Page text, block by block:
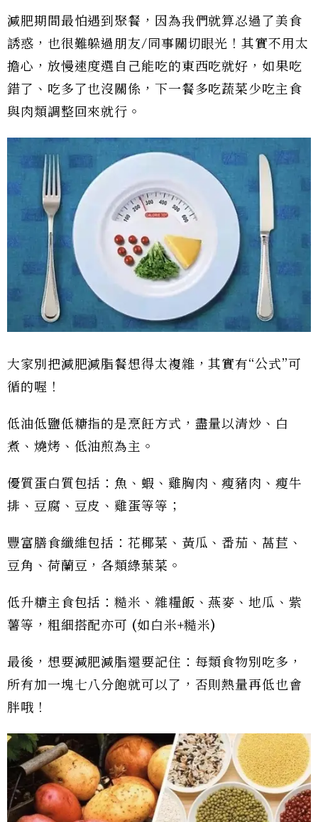
減肥期間最怕遇到聚餐，因為我們就算忍過了美食
誘惑，也很難躲過朋友/同事關切眼光！其實不用太
擔心，放慢速度選自己能吃的東西吃就好，如果吃
錯了、吃多了也沒關係，下一餐多吃蔬菜少吃主食
與肉類調整回來就行。
大家別把減肥減脂餐想得太複雜，其實有“公式”可
循的喔！
低油低鹽低糖指的是烹飪方式，盡量以清炒、白
煮、燒烤、低油煎為主。
優質蛋白質包括：魚、蝦、雞胸肉、瘦豬肉、瘦牛
排、豆腐、豆皮、雞蛋等等；
豐富膳食纖維包括：花椰菜、黃瓜、番茄、萵苣、
豆角、荷蘭豆，各類綠葉菜。
低升糖主食包括：糙米、雜糧飯、燕麥、地瓜、紫
薯等，粗細搭配亦可 (如白米+糙米)
最後，想要減肥減脂還要記住：每類食物別吃多，
所有加一塊七八分飽就可以了，否則熱量再低也會
胖哦！